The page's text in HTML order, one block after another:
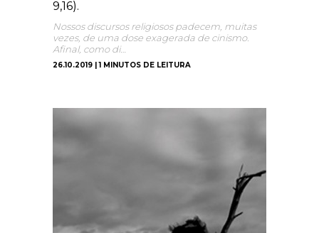
9,16).
Nossos discursos religiosos padecem, muitas
vezes, de uma dose exagerada de cinismo.
Afinal, como di…
26.10.2019 | 1 MINUTOS DE LEITURA